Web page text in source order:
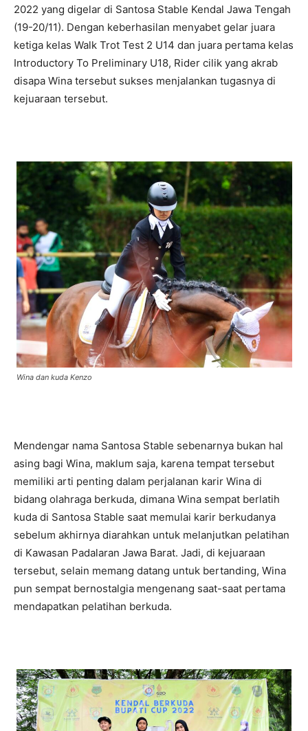
2022 yang digelar di Santosa Stable Kendal Jawa Tengah
(19-20/11). Dengan keberhasilan menyabet gelar juara
ketiga kelas Walk Trot Test 2 U14 dan juara pertama kelas
Introductory To Preliminary U18, Rider cilik yang akrab
disapa Wina tersebut sukses menjalankan tugasnya di
kejuaraan tersebut.
Wina dan kuda Kenzo
Mendengar nama Santosa Stable sebenarnya bukan hal
asing bagi Wina, maklum saja, karena tempat tersebut
memiliki arti penting dalam perjalanan karir Wina di
bidang olahraga berkuda, dimana Wina sempat berlatih
kuda di Santosa Stable saat memulai karir berkudanya
sebelum akhirnya diarahkan untuk melanjutkan pelatihan
di Kawasan Padalaran Jawa Barat. Jadi, di kejuaraan
tersebut, selain memang datang untuk bertanding, Wina
pun sempat bernostalgia mengenang saat-saat pertama
mendapatkan pelatihan berkuda.